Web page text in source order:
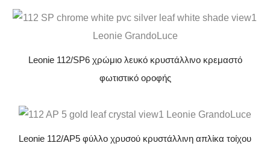
Leonie 112/SP6 χρώμιο λευκό κρυστάλλινο κρεμαστό
φωτιστικό οροφής
Leonie 112/AP5 φύλλο χρυσού κρυστάλλινη απλίκα τοίχου